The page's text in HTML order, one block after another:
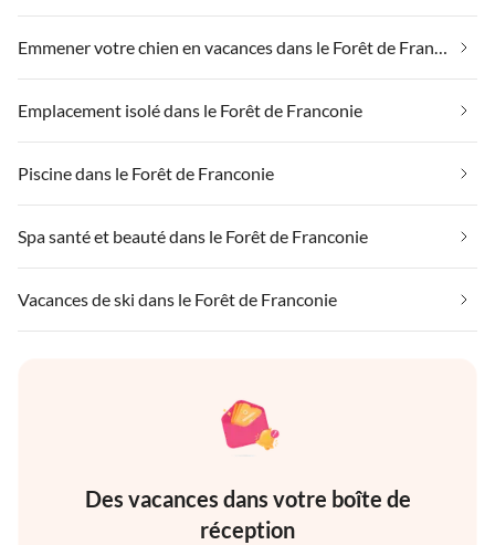
Emmener votre chien en vacances dans le Forêt de Franconie
Emplacement isolé dans le Forêt de Franconie
Piscine dans le Forêt de Franconie
Spa santé et beauté dans le Forêt de Franconie
Vacances de ski dans le Forêt de Franconie
Des vacances dans votre boîte de
réception